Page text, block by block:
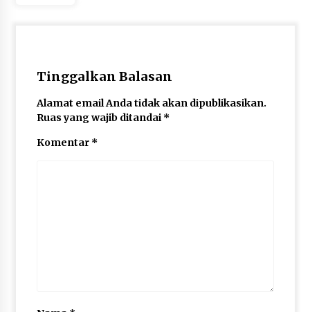
Tinggalkan Balasan
Alamat email Anda tidak akan dipublikasikan.
Ruas yang wajib ditandai *
Komentar *